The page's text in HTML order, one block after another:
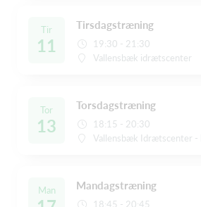
Tir
11
Tirsdagstræning
19:30 - 21:30
Vallensbæk idrætscenter
Tor
13
Torsdagstræning
18:15 - 20:30
Vallensbæk Idrætscenter -
Man Mandagstræning
18:45 - 20:45